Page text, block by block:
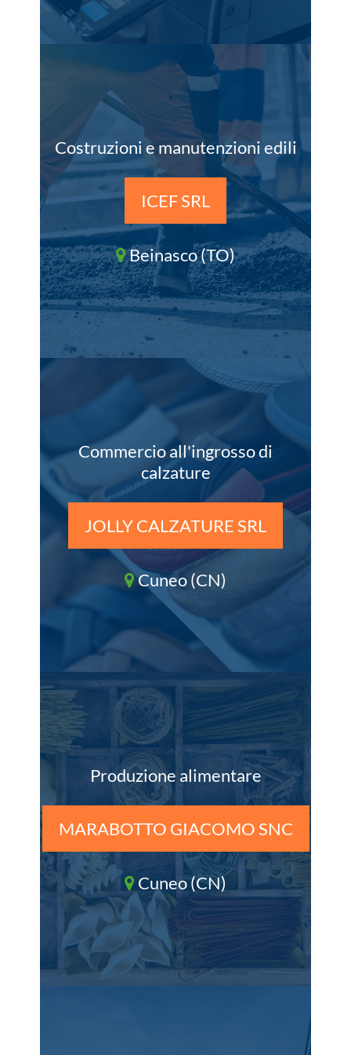
Costruzioni e manutenzioni edili
ICEF SRL
Beinasco (TO)
Commercio all'ingrosso di
calzature
JOLLY CALZATURE SRL
Cuneo (CN)
Produzione alimentare
MARABOTTO GIACOMO SNC
Cuneo (CN)